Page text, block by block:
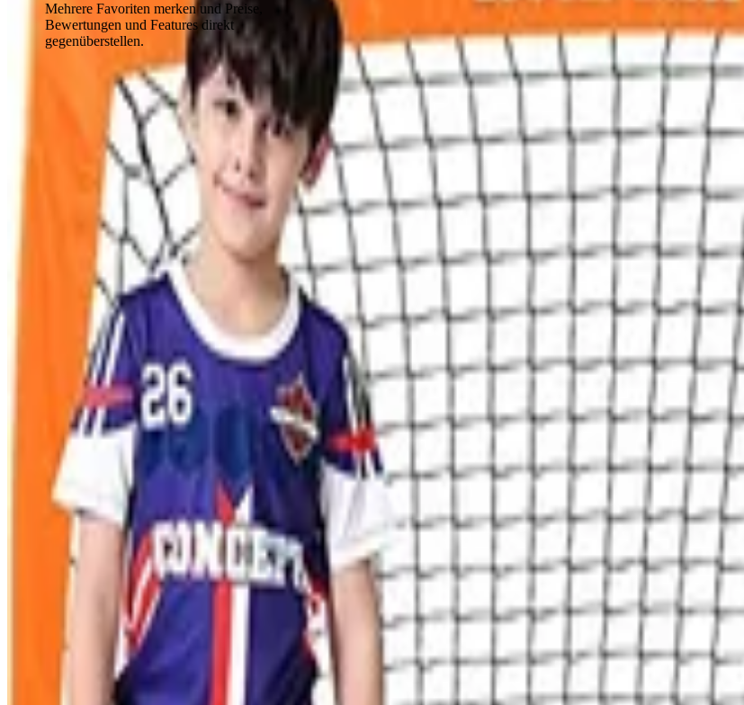
Unternehmen
Über uns
Datenschutz
Shop anmelden
Deutschlands großes Verbraucherportal mit Testberichten und integriertem Preisvergleich
Alle Preise inkl. der jeweils geltenden gesetzlichen MwSt., ggf. zzgl. Versandkosten. Alle Angaben ohne Gewähr.
Testsieger.de
Frage stellen Frage stellen
Mehrere Favoriten merken und Preise,
Bewertungen und Features direkt
gegenüberstellen.